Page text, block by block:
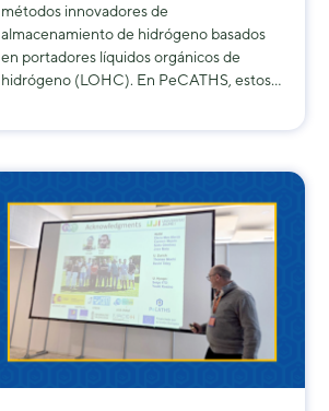
métodos innovadores de
almacenamiento de hidrógeno basados ​​
en portadores líquidos orgánicos de
hidrógeno (LOHC). En PeCATHS, estos…